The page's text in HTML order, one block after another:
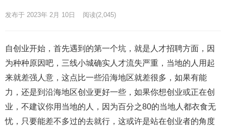
发布于 2023年 2月 10日 阅读(2,045)
自创业开始，首先遇到的第一个坑，就是人才招聘方面，因
为种种原因吧，三线小城确实人才流失严重，当地的人用起
来就差强人意，这点比一些沿海地区就差很多，如果有能
力，还是到沿海地区创业更好一些，如果你想创业或正在创
业，不建议你用当地的人，因为百分之80的当地人都衣食无
忧，只要能差不多过的去就行，这或许是站在创业者的角度